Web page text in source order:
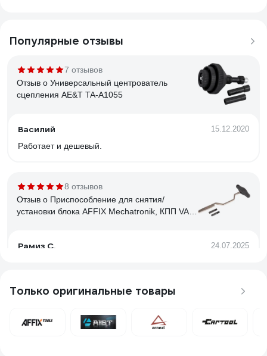
Популярные отзывы
7 отзывов
Отзыв о Универсальный центрователь
сцепления AE&T TA-A1055
Василий 15.12.2020
Работает и дешевый.
8 отзывов
Отзыв о Приспособление для снятия/
установки блока AFFIX Mechatronik, КПП VAG
Рамиз С. 24.07.2025
Отзыв о Съемник вилки сцепления FIAT
Ducato 67-3073 AIST 00-00022625
Только оригинальные товары